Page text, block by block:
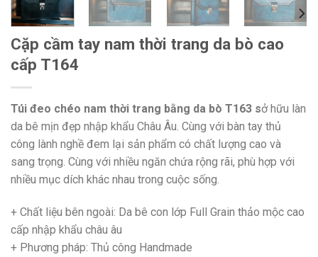
Cặp cầm tay nam thời trang da bò cao
cấp T164
Túi đeo chéo nam thời trang bằng da bò T163 sở hữu làn
da bê mịn đẹp nhập khẩu Châu Âu. Cùng với bàn tay thủ
công lành nghề đem lại sản phẩm có chất lượng cao và
sang trọng. Cùng với nhiều ngăn chứa rộng rãi, phù hợp với
nhiều mục dích khác nhau trong cuộc sống.
+ Chất liệu bên ngoài: Da bê con lớp Full Grain thảo mộc cao
cấp nhập khẩu châu âu
+ Phương pháp: Thủ công Handmade